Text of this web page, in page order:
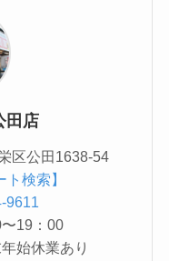
田店
区公田1638-54
検索】
9611
〜19：00
始休業あり